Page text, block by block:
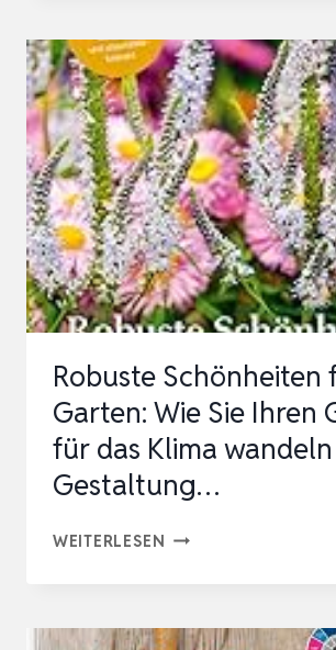
GÄRTNERN
SCHRITT
FÜR
SCHRITT
Robuste Schönheiten
Garten: Wie Sie Ihren
für das Klima
Gestaltung…
WEITERLESEN ROBUSTE
DEN